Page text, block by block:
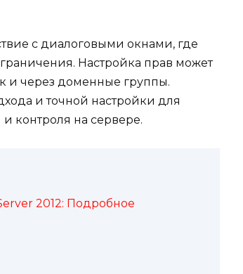
с диалоговыми окнами, где
Настройка прав может
и через доменные группы.
и точной настройки для
контроля на сервере.
2012: Подробное